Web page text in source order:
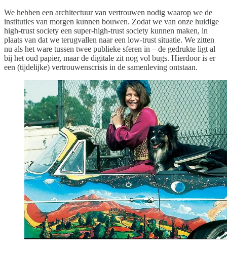
We hebben een architectuur van vertrouwen nodig waarop we de
instituties van morgen kunnen bouwen. Zodat we van onze huidige
high-trust society een super-high-trust society kunnen maken, in
plaats van dat we terugvallen naar een low-trust situatie. We zitten
nu als het ware tussen twee publieke sferen in – de gedrukte ligt al
bij het oud papier, maar de digitale zit nog vol bugs. Hierdoor is er
een (tijdelijke) vertrouwenscrisis in de samenleving ontstaan.